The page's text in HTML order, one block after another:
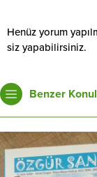
Henüz yorum
siz yapabilirsiniz.
Benzer